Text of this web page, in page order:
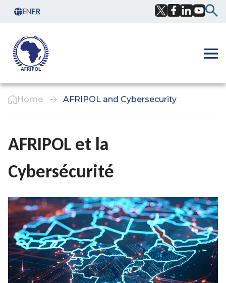
Skip to content
ENFR
Home AFRIPOL and Cybersecurity
AFRIPOL et la
Cybersécurité